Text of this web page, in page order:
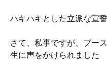
ハキハキとした立派な宣
さて、私事ですが、ブー
生に声をかけられました